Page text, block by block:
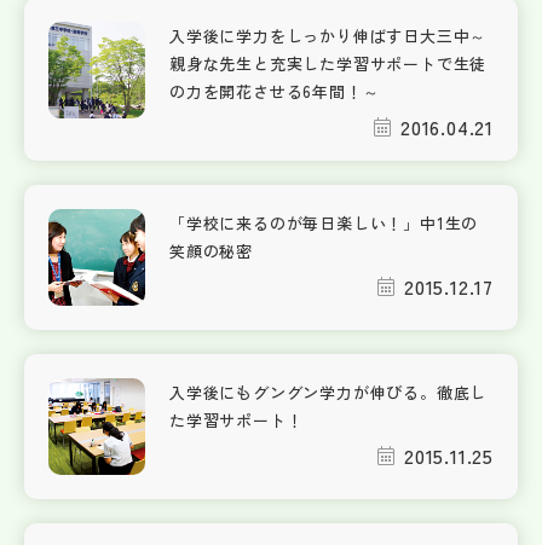
入学後に学力をしっかり伸ばす日大三中～
親身な先生と充実した学習サポートで生徒
の力を開花させる6年間！～
2016.04.21
「学校に来るのが毎日楽しい！」中1生の
笑顔の秘密
2015.12.17
入学後にもグングン学力が伸びる。徹底し
た学習サポート！
2015.11.25